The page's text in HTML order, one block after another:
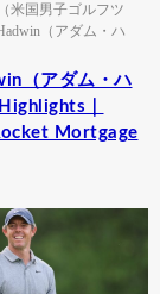
米国男子ゴルフツ
（アダム・ハ
（アダム・ハ
｜
Mortgage